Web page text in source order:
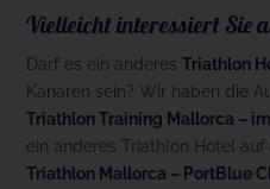
Vielleicht interessiert Sie
Darf es ein anderesTriathlon
Kanaren sein? Wir haben die
Triathlon Training Mallorca –
ein anderes Triathlon Hotel
Triathlon Mallorca – PortBlue